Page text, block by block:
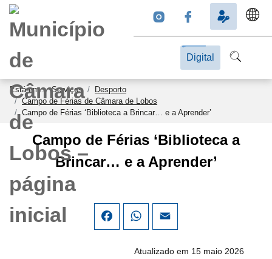
Digital
Está em...Serviços
Desporto
Campo de Férias de Câmara de Lobos
Campo de Férias ‘Biblioteca a Brincar… e a Aprender’
FacebookWhatsApp
Campo de Férias ‘Biblioteca a
Brincar… e a Aprender’
Atualizado em 15 maio 2026